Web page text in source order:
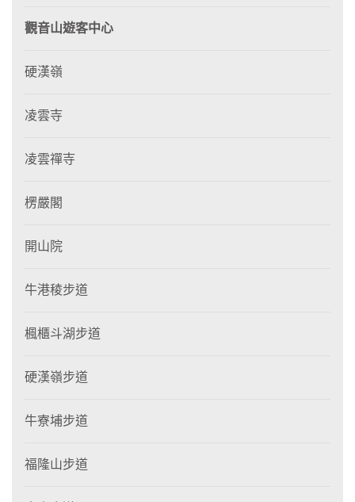
觀音山遊客中心
硬漢嶺
凌雲寺
凌雲禪寺
楞嚴閣
開山院
牛港稜步道
楓櫃斗湖步道
硬漢嶺步道
牛寮埔步道
福隆山步道